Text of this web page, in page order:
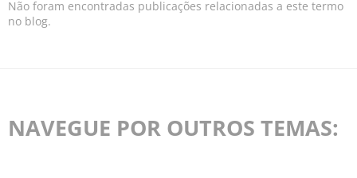
Não foram encontradas publicações relacionadas a este termo
no blog.
NAVEGUE POR OUTROS TEMAS: